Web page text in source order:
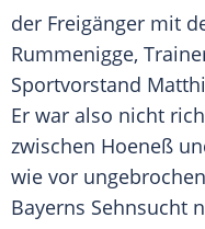
der Freigänger mit
Rummenigge,
Sportvorstand
Er war also nicht
zwischen Hoeneß
wie vor
Bayerns Sehnsucht